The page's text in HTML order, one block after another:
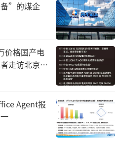
司代理商务部总经理张雪先生
同效能，并同步推进“穹
端门店开展系统化赋能
此外，通过举办多场面
”的煤企
价格国产电
走访北京门
Agent报